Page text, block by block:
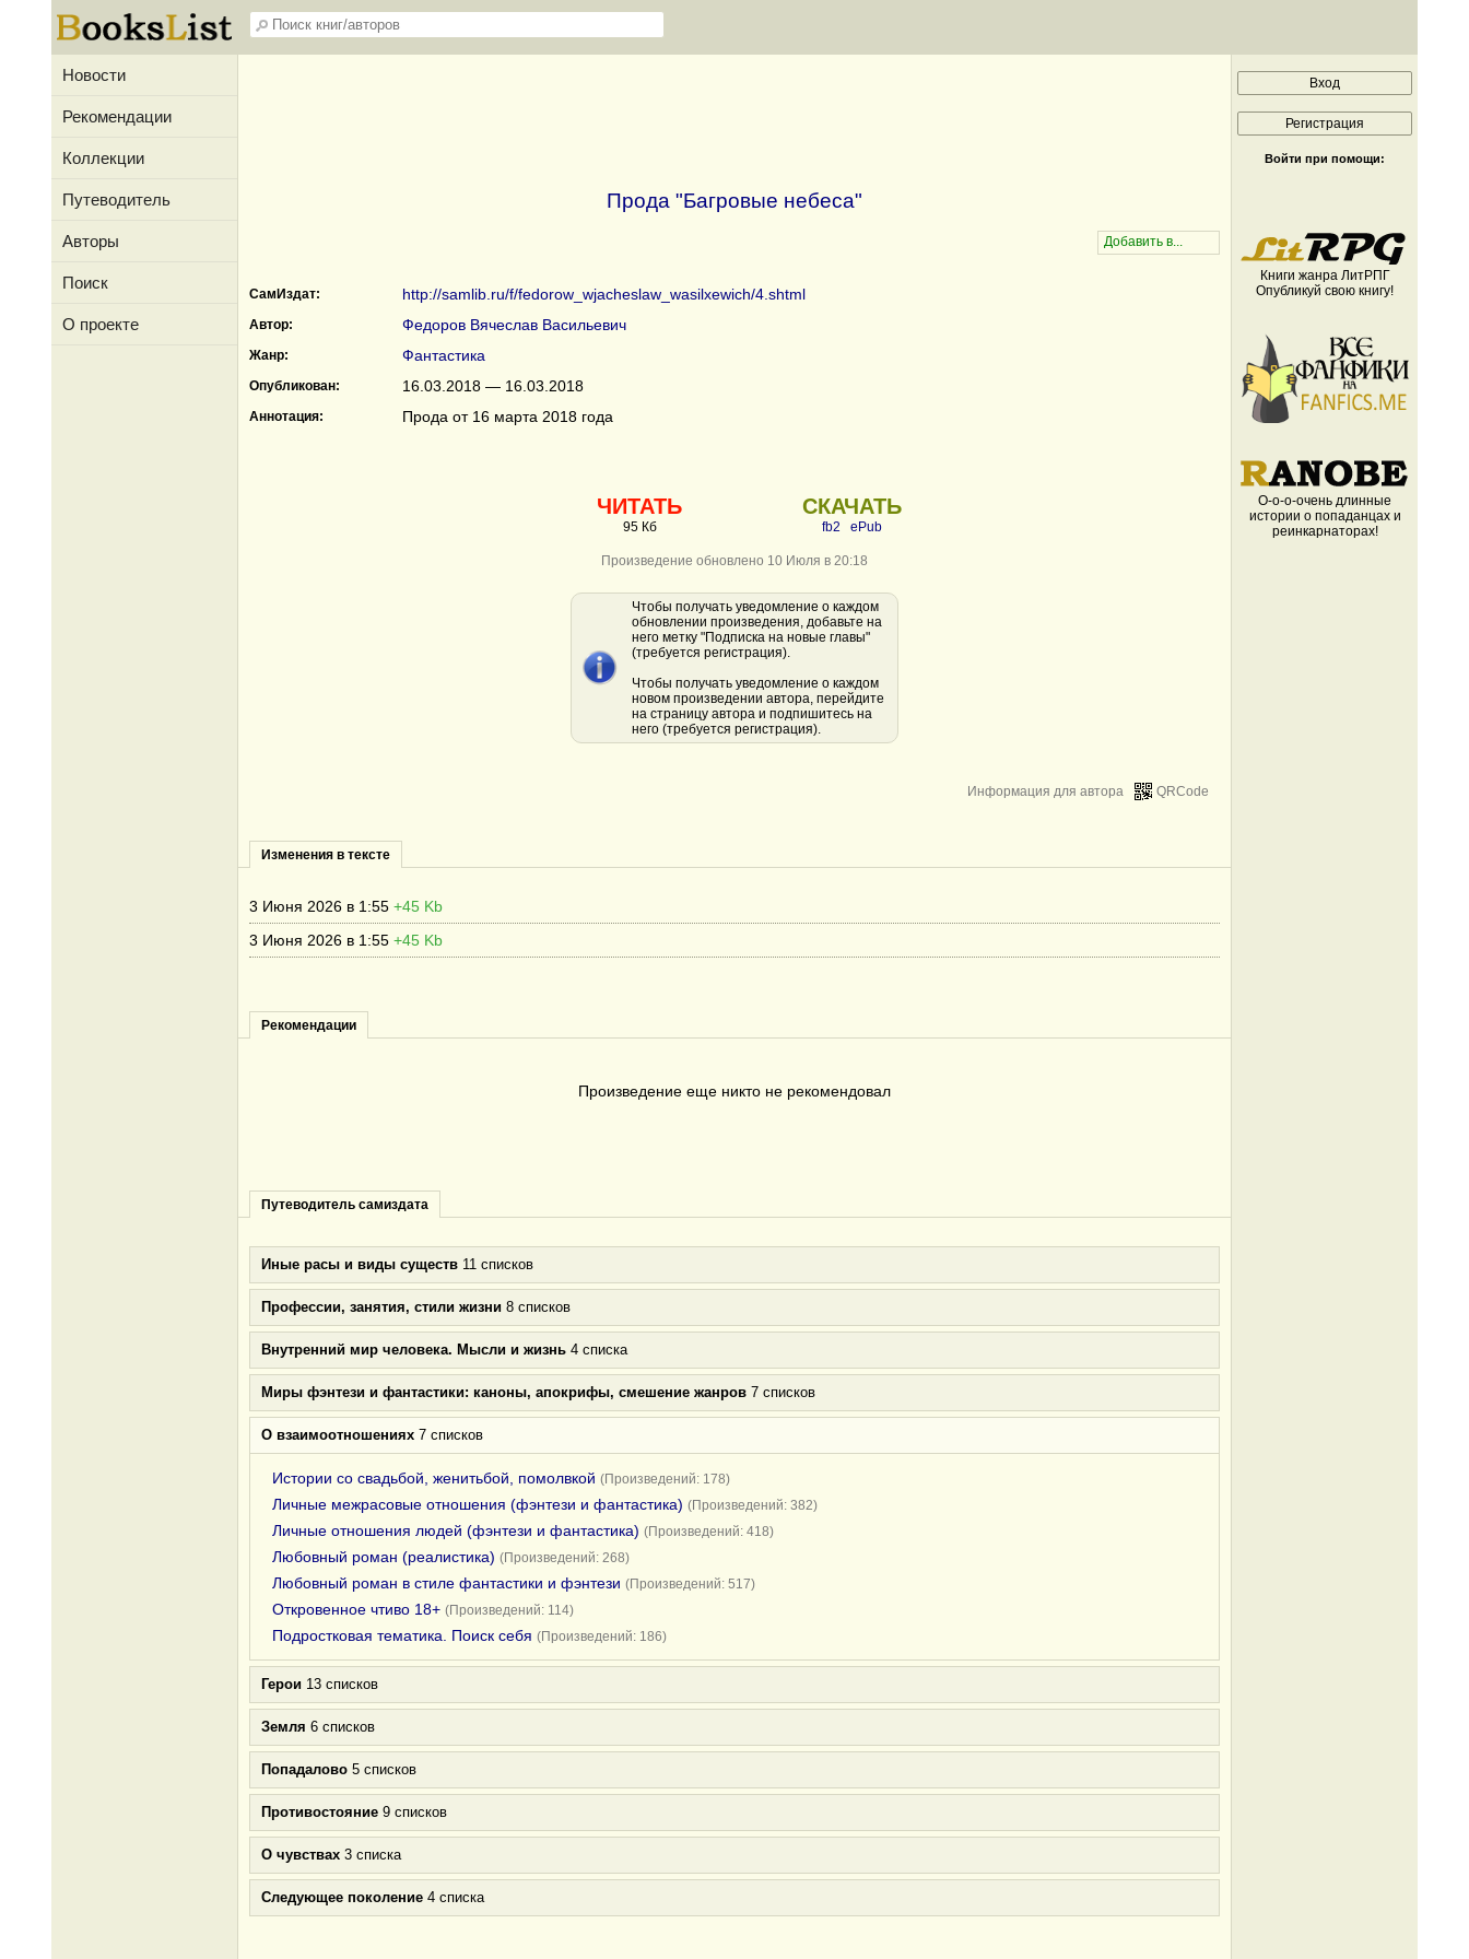
Новости
Рекомендации
Коллекции
Путеводитель
Авторы
Поиск
О проекте
Прода "Багровые небеса"
СамИздат: http://samlib.ru/f/fedorow_wjacheslaw_wasilxewich/4.shtml
Автор: Федоров Вячеслав Васильевич
Жанр: Фантастика
Опубликован: 16.03.2018 — 16.03.2018
Аннотация: Прода от 16 марта 2018 года
ЧИТАТЬ
95 Кб
СКАЧАТЬ
fb2 ePub
Произведение обновлено 10 Июля в 20:18
Чтобы получать уведомление о каждом
обновлении произведения, добавьте на
него метку "Подписка на новые главы"
(требуется регистрация).
Чтобы получать уведомление о каждом
новом произведении автора, перейдите
на страницу автора и подпишитесь на
него (требуется регистрация).
QRCode
Информация для автора
Изменения в тексте
3 Июня 2026 в 1:55 +45 Kb
3 Июня 2026 в 1:55 +45 Kb
Рекомендации
Произведение еще никто не рекомендовал
Путеводитель самиздата
Иные расы и виды существ 11 списков
Профессии, занятия, стили жизни 8 списков
Внутренний мир человека. Мысли и жизнь 4 списка
Миры фэнтези и фантастики: каноны, апокрифы, смешение жанров 7 списков
О взаимоотношениях 7 списков
Истории со свадьбой, женитьбой, помолвкой (Произведений: 178)
Личные межрасовые отношения (фэнтези и фантастика) (Произведений: 382)
Личные отношения людей (фэнтези и фантастика) (Произведений: 418)
Любовный роман (реалистика) (Произведений: 268)
Любовный роман в стиле фантастики и фэнтези (Произведений: 517)
Откровенное чтиво 18+ (Произведений: 114)
Подростковая тематика. Поиск себя (Произведений: 186)
Герои 13 списков
Земля 6 списков
Попадалово 5 списков
Противостояние 9 списков
О чувствах 3 списка
Следующее поколение 4 списка
Войти при помощи:
Книги жанра ЛитРПГ
Опубликуй свою книгу!
О-о-о-очень длинные
истории о попаданцах и
реинкарнаторах!